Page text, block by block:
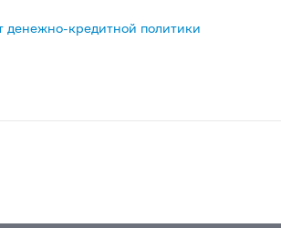
денежно-кредитной политики